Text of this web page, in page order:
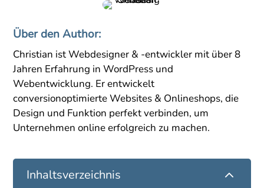
Über den Author:
Christian ist Webdesigner & -entwickler mit über 8
Jahren Erfahrung in WordPress und
Webentwicklung. Er entwickelt
conversionoptimierte Websites & Onlineshops, die
Design und Funktion perfekt verbinden, um
Unternehmen online erfolgreich zu machen.
Inhaltsverzeichnis 2